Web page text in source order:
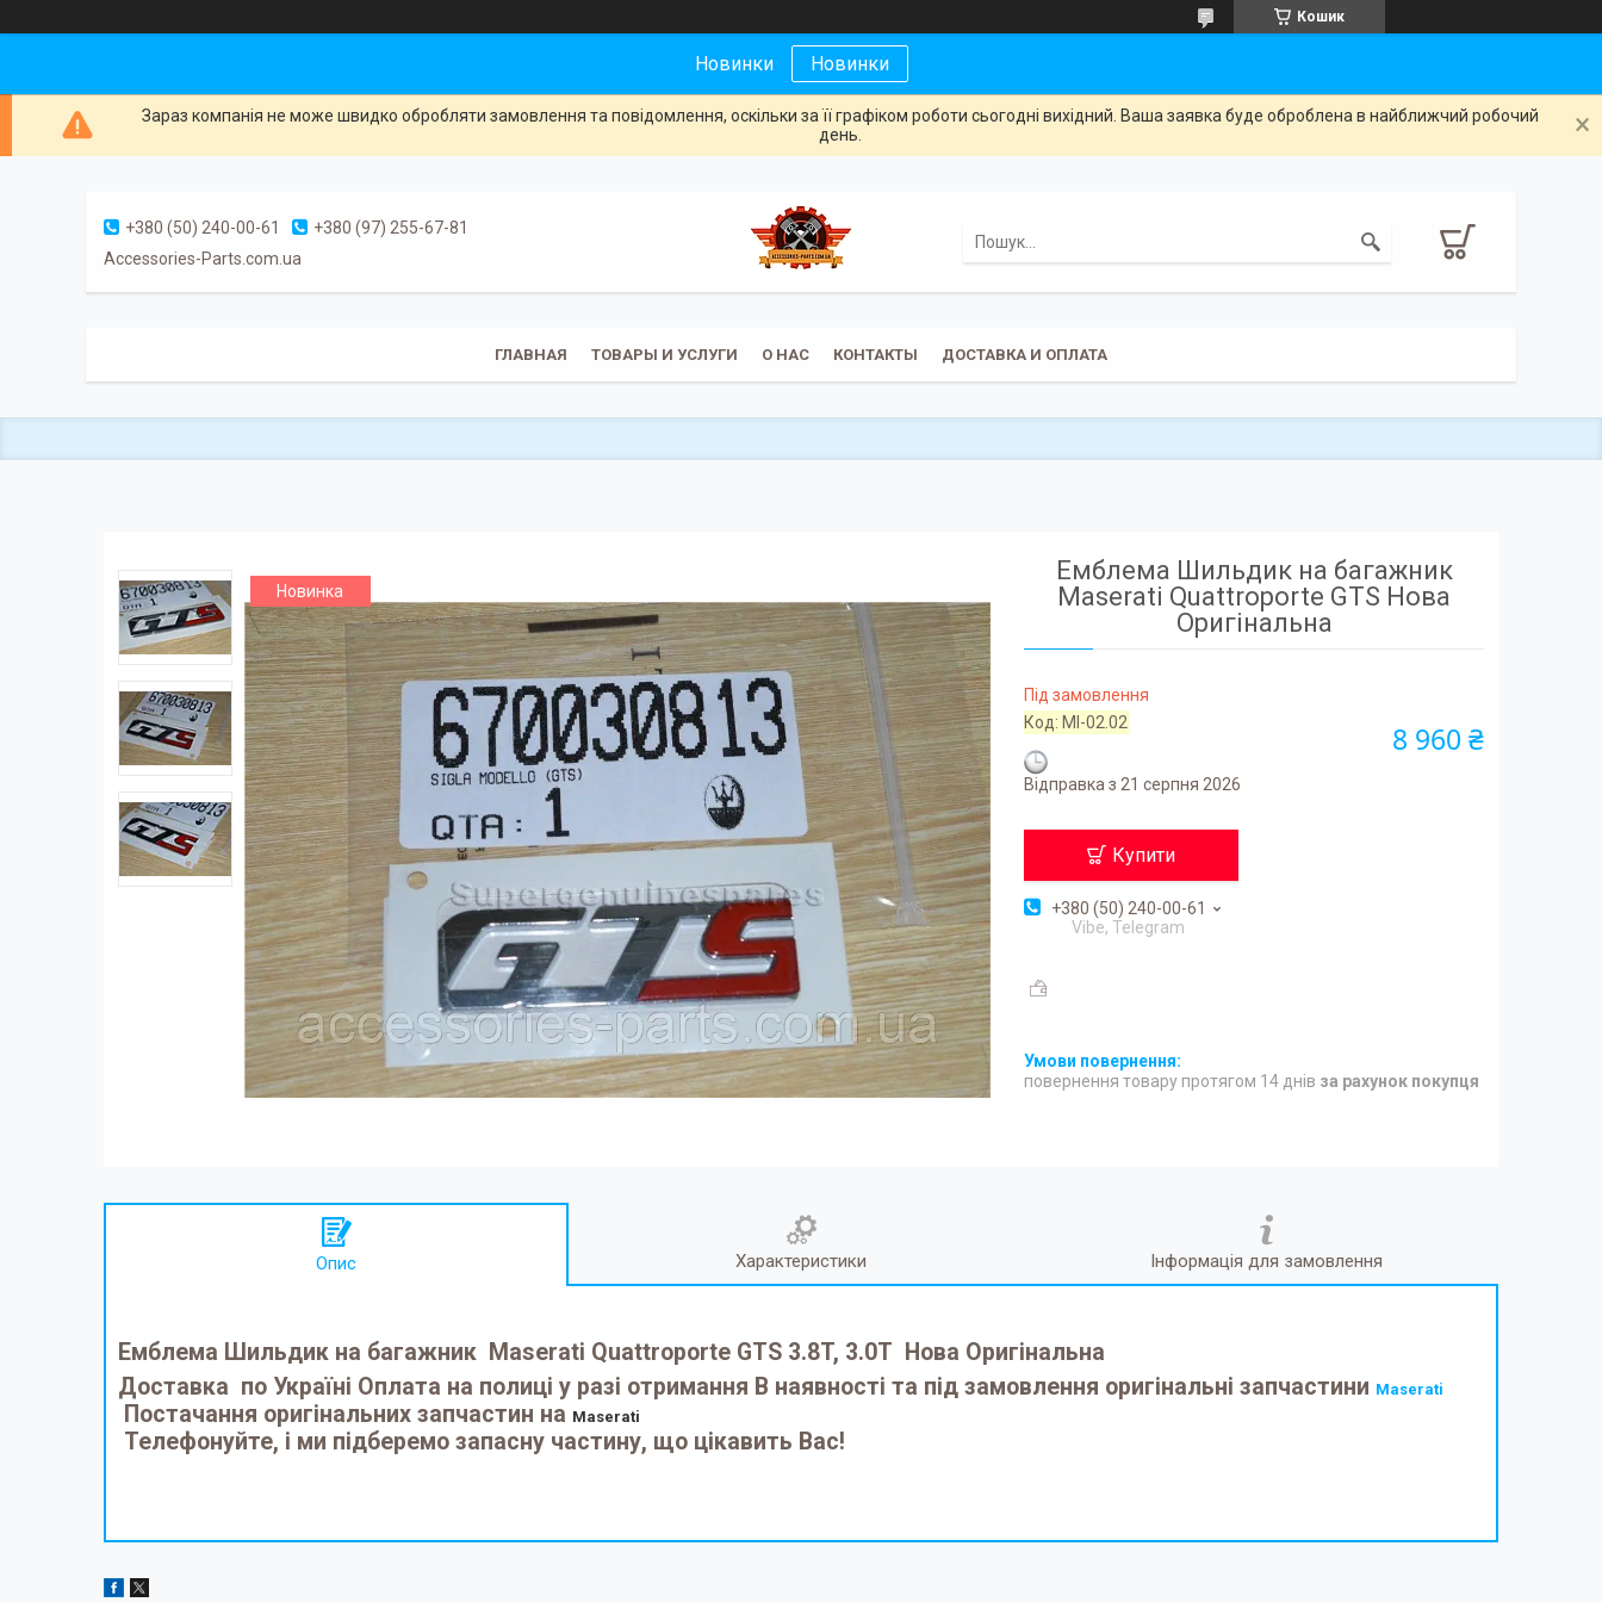
Кошик
Новинки Новинки
Зараз компанія не може швидко обробляти замовлення та повідомлення, оскільки за її графіком роботи сьогодні вихідний. Ваша заявка буде оброблена в найближчий робочий
день.
+380 (50) 240-00-61
+380 (97) 255-67-81
Accessories-Parts.com.ua
ГЛАВНАЯ ТОВАРЫ И УСЛУГИ О НАС КОНТАКТЫ ДОСТАВКА И ОПЛАТА
Новинка
Емблема Шильдик на багажник
Maserati Quattroporte GTS Нова
Оригінальна
Під замовлення
Код: MI-02.02
Відправка з 21 серпня 2026
8 960 ₴
Купити
+380 (50) 240-00-61
Vibe, Telegram
повернення товару протягом 14 днів за рахунок покупця
Опис Характеристики Інформація для замовлення
Емблема Шильдик на багажник Maserati Quattroporte GTS 3.8T, 3.0T Нова Оригінальна
Доставка по Україні Оплата на полиці у разі отримання В наявності та під замовлення оригінальні запчастини Maserati
Постачання оригінальних запчастин на Maserati
Телефонуйте, і ми підберемо запасну частину, що цікавить Вас!